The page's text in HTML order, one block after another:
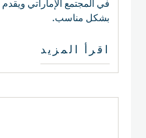
في المجتمع الإماراتي
بشكل مناسب.
اقرأ المزيد